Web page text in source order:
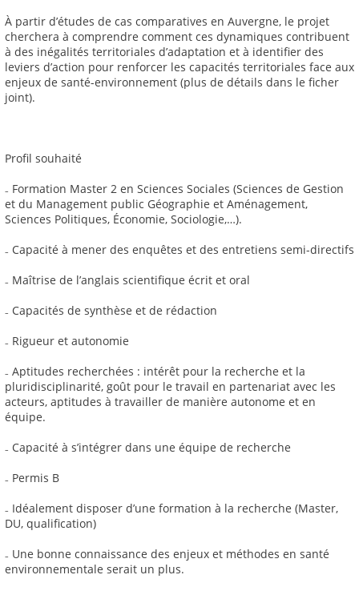
À partir d’études de cas comparatives en Auvergne, le projet
cherchera à comprendre comment ces dynamiques contribuent
à des inégalités territoriales d’adaptation et à identifier des
leviers d’action pour renforcer les capacités territoriales face aux
enjeux de santé-environnement (plus de détails dans le ficher
joint).
Profil souhaité
₋ Formation Master 2 en Sciences Sociales (Sciences de Gestion
et du Management public Géographie et Aménagement,
Sciences Politiques, Économie, Sociologie,…).
₋ Capacité à mener des enquêtes et des entretiens semi-directifs
₋ Maîtrise de l’anglais scientifique écrit et oral
₋ Capacités de synthèse et de rédaction
₋ Rigueur et autonomie
₋ Aptitudes recherchées : intérêt pour la recherche et la
pluridisciplinarité, goût pour le travail en partenariat avec les
acteurs, aptitudes à travailler de manière autonome et en
équipe.
₋ Capacité à s’intégrer dans une équipe de recherche
₋ Permis B
₋ Idéalement disposer d’une formation à la recherche (Master,
DU, qualification)
₋ Une bonne connaissance des enjeux et méthodes en santé
environnementale serait un plus.